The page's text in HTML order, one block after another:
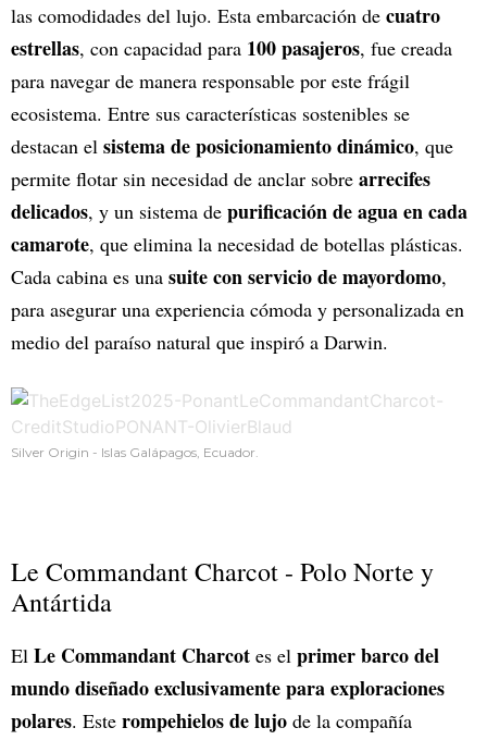
las comodidades del lujo. Esta embarcación de cuatro
estrellas, con capacidad para 100 pasajeros, fue creada
para navegar de manera responsable por este frágil
ecosistema. Entre sus características sostenibles se
destacan el sistema de posicionamiento dinámico, que
permite flotar sin necesidad de anclar sobre arrecifes
delicados, y un sistema de purificación de agua en cada
camarote, que elimina la necesidad de botellas plásticas.
Cada cabina es una suite con servicio de mayordomo,
para asegurar una experiencia cómoda y personalizada en
medio del paraíso natural que inspiró a Darwin.
Silver Origin - Islas Galápagos, Ecuador.
Le Commandant Charcot - Polo Norte y
Antártida
El Le Commandant Charcot es el primer barco del
mundo diseñado exclusivamente para exploraciones
polares. Este rompehielos de lujo de la compañía